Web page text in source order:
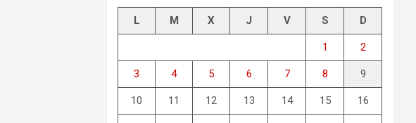
L M X J V S D
1 2
3 4 5 6 7 8 9
10 11 12 13 14 15 16